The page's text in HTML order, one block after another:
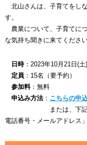
北山さんは、子育てをし
す。
農業について、子育てに
な気持ち聞きに来てください
日時：2023年10月21日(
定員 ：15名（要予約）
参加料：無料
申込み方法： こちらの申
または、下
電話番号・メールアドレス